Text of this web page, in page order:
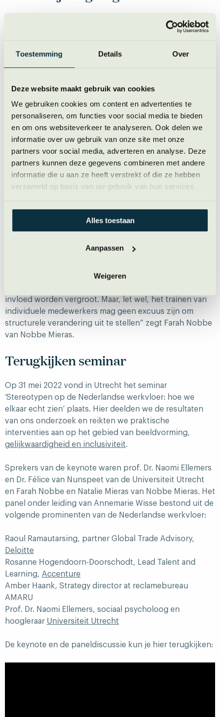
Toestemming Details Over
Deze website maakt gebruik van cookies
We gebruiken cookies om content en advertenties te
personaliseren, om functies voor social media te bieden
en om ons websiteverkeer te analyseren. Ook delen we
informatie over uw gebruik van onze site met onze
partners voor social media, adverteren en analyse. Deze
partners kunnen deze gegevens combineren met andere
informatie die u aan ze heeft verstrekt of die ze hebben
verzameld op basis van uw gebruik van hun services.
Alles toestaan
Aanpassen
Weigeren
Informeer mij over de map van mijn organisatie
beeldvorming op achterstand staan. Een essentiële stap
veranderen”, zegt Farah Nobbe van Nobbe Mieras.
aan te bieden aan je minderheidsgroepen, maar aan alle
training, educatie en coaching kan het negatieve effect
invloed worden vergroot. Maar, let wel, het trainen van
individuele medewerkers mag geen excuus zijn om
structurele verandering uit te stellen” zegt Farah Nobbe
van Nobbe Mieras.
Terugkijken seminar
Op 31 mei 2022 vond in Utrecht het seminar
‘Stereotypen op de Nederlandse werkvloer: hoe we
elkaar echt zien’ plaats. Hier deelden we de resultaten
van ons onderzoek en reikten we praktische
interventies aan op het gebied van beeldvorming,
gelijkwaardigheid en inclusiviteit.
Sprekers van de keynote waren prof. Dr. Naomi Ellemers
en Dr. Félice van Nunspeet van de Universiteit Utrecht
en Farah Nobbe en Natalie Mieras van Nobbe Mieras. Het
panel onder leiding van Annemarie Wisse bestond uit de
volgende prominenten van de Nederlandse werkvloer:
Raoul Ramautarsing, partner Global Trade Advisory,
Deloitte
Rosanne Hogendoorn-Doorschodt, Lead Talent and
Learning, Accenture
Amber Haank, Strategy director at reclamebureau
AMARU
Prof. Dr. Naomi Ellemers, sociaal psycholoog en
hoogleraar Universiteit Utrecht
De keynote en de paneldiscussie kun je hier terugkijken: